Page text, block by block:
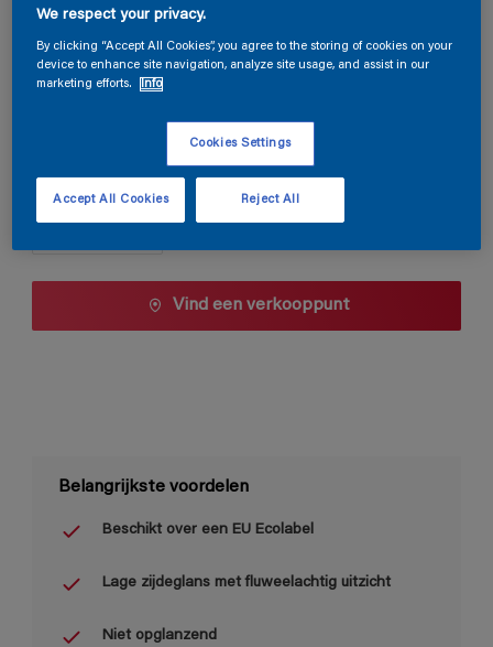
M3.54.33
Kleur wijzigen
2,5 L
5 L
Vind een verkooppunt
Belangrijkste voordelen
Beschikt over een EU Ecolabel
Lage zijdeglans met fluweelachtig uitzicht
Niet opglanzend
We respect your privacy.
By clicking “Accept All Cookies”, you agree to the storing of cookies on your
device to enhance site navigation, analyze site usage, and assist in our
marketing efforts.
Info
Cookies Settings
Reject All
Accept All Cookies